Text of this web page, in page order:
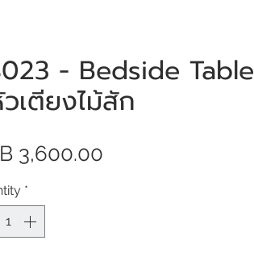
- Bedside Table
เตียงไม้สัก
3,600.00
*